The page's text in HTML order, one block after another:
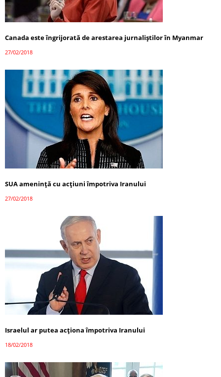
Canada este îngrijorată de arestarea jurnaliștilor în Myanmar
27/02/2018
SUA amenință cu acțiuni împotriva Iranului
27/02/2018
Israelul ar putea acționa împotriva Iranului
18/02/2018